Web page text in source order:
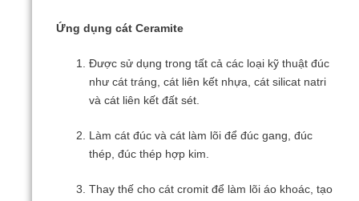
Ứng dụng cát Ceramite
Được sử dụng trong tất cả các loại kỹ thuật đúc
như cát tráng, cát liên kết nhựa, cát silicat natri
và cát liên kết đất sét.
Làm cát đúc và cát làm lõi để đúc gang, đúc
thép, đúc thép hợp kim.
Thay thế cho cát cromit để làm lõi áo khoác, tạo